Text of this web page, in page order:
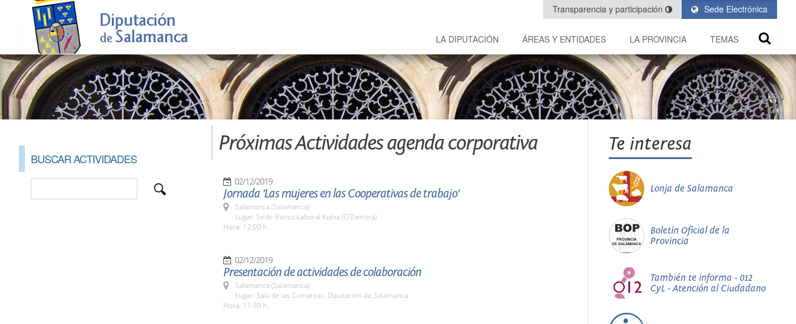
Sede Electrónica
Transparencia y participación
LA DIPUTACIÓN ÁREAS Y ENTIDADES LA PROVINCIA TEMAS
BUSCAR ACTIVIDADES
Próximas Actividades agenda corporativa
02/12/2019
Jornada 'Las mujeres en las Cooperativas de trabajo'
Salamanca (Salamanca)
Lugar: Sede Banco Laboral Kutxa (C/Zamora)
Hora: 12:00 h.
02/12/2019
Presentación de actividades de colaboración
Salamanca (Salamanca)
Lugar: Sala de las Comarcas. Diputación de Salamanca
Hora: 11:30 h.
Te interesa
Lonja de Salamanca
Boletín Oficial de la
Provincia
También te informa - 012
CyL - Atención al Ciudadano